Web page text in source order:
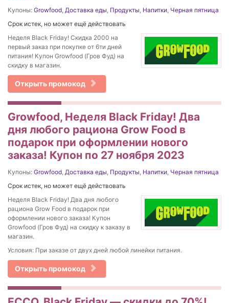
Купоны: Growfood, Доставка еды, Продукты, Напитки, Черная пятница
Срок истек, но может ещё действовать
Неделя Black Friday! Скидка 2000 на
первый заказ при покупке от 6ти дней
питания! Купон Growfood (Гров Фуд) на
скидку в магазин.
Открыть промокод
Growfood, Неделя Black Friday! Два
дня любого рациона Grow Food в
подарок при оформлении нового
заказа! Купон по 27 ноября 2023
Купоны: Growfood, Доставка еды, Продукты, Напитки, Черная пятница
Срок истек, но может ещё действовать
Неделя Black Friday! Два дня любого
рациона Grow Food в подарок при
оформлении нового заказа! Купон
Growfood (Гров Фуд) на скидку к заказу в
магазин.
Условия: При заказе от двух дней любой линейки питания.
Открыть промокод